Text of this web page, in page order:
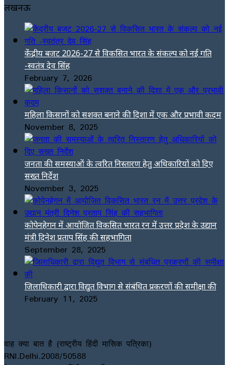
लखनऊ
केंद्रीय बजट 2026-27 से विकसित भारत के संकल्प को नई गति
-स्वतंत्र देव सिंह
February 7, 2026
महिला किसानों को सशक्त बनाने की दिशा में एक और प्रभावी कदम
November 8, 2025
जनता की समस्याओं के त्वरित निस्तारण हेतु अधिकारियों को दिए
सख्त निर्देश
November 3, 2025
कोपेनहेगन में आयोजित विकसित भारत रन में उत्तर प्रदेश के उद्यान
मंत्री दिनेश प्रताप सिंह की सहभागिता
September 28, 2025
जिलाधिकारी द्वारा विद्युत विभाग से संबंधित प्रकरणों की समीक्षा की
February 11, 2025
वाह क्या बात है (राष्ट्रीय हिंदी मासिक पत्रिका)
RNI.Delhi.2008/50588